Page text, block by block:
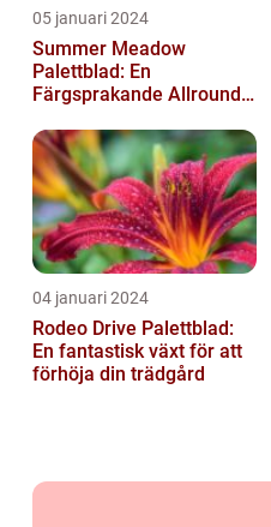
05 januari 2024
Summer Meadow
Palettblad: En
Färgsprakande Allround-
04 januari 2024
Rodeo Drive Palettblad:
En fantastisk växt för att
förhöja din trädgård